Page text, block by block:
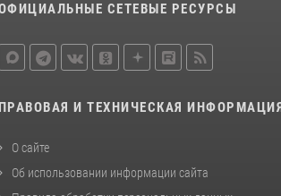
СЕТЕВЫЕ РЕСУРСЫ
ПРАВОВАЯ И ТЕХНИЧЕСКАЯ ИНФОРМАЦИЯ
О сайте
Об использовании информации сайта